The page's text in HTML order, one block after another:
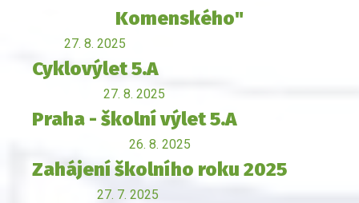
Komenského"
27. 8. 2025
Cyklovýlet 5.A
27. 8. 2025
Praha - školní výlet 5.A
26. 8. 2025
Zahájení školního roku 2025
27. 7. 2025